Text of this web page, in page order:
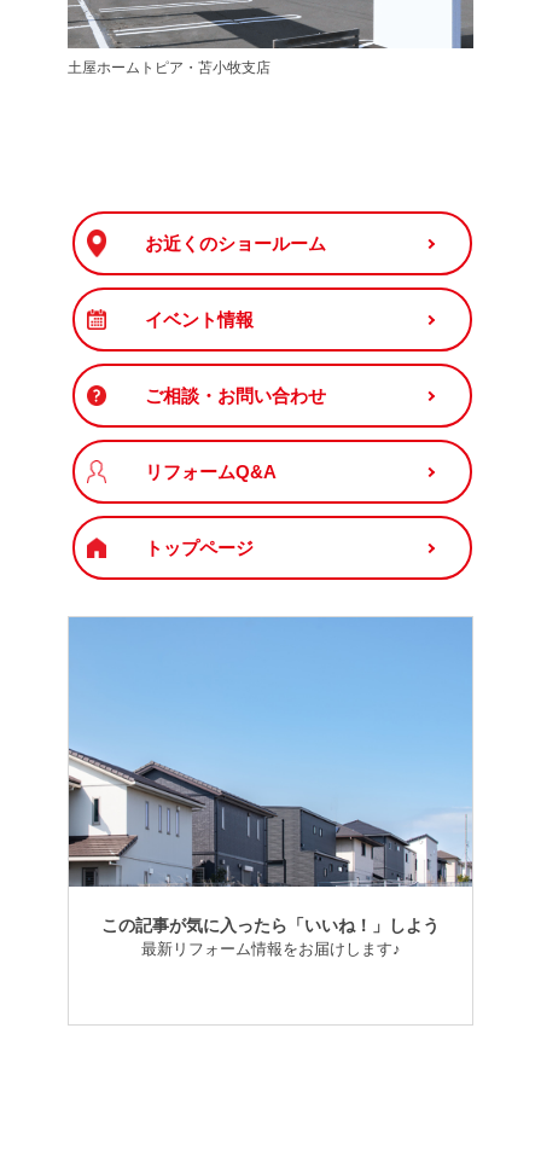
土屋ホームトピア・苫小牧支店
お近くのショールーム
イベント情報
ご相談・お問い合わせ
リフォームQ&A
トップページ
この記事が気に入ったら「いいね！」しよう
最新リフォーム情報をお届けします♪